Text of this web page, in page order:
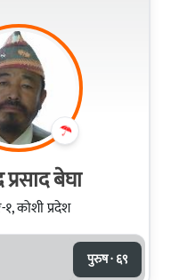
प्रसाद बेघा
कोशी प्रदेश
पुरुष · ६९